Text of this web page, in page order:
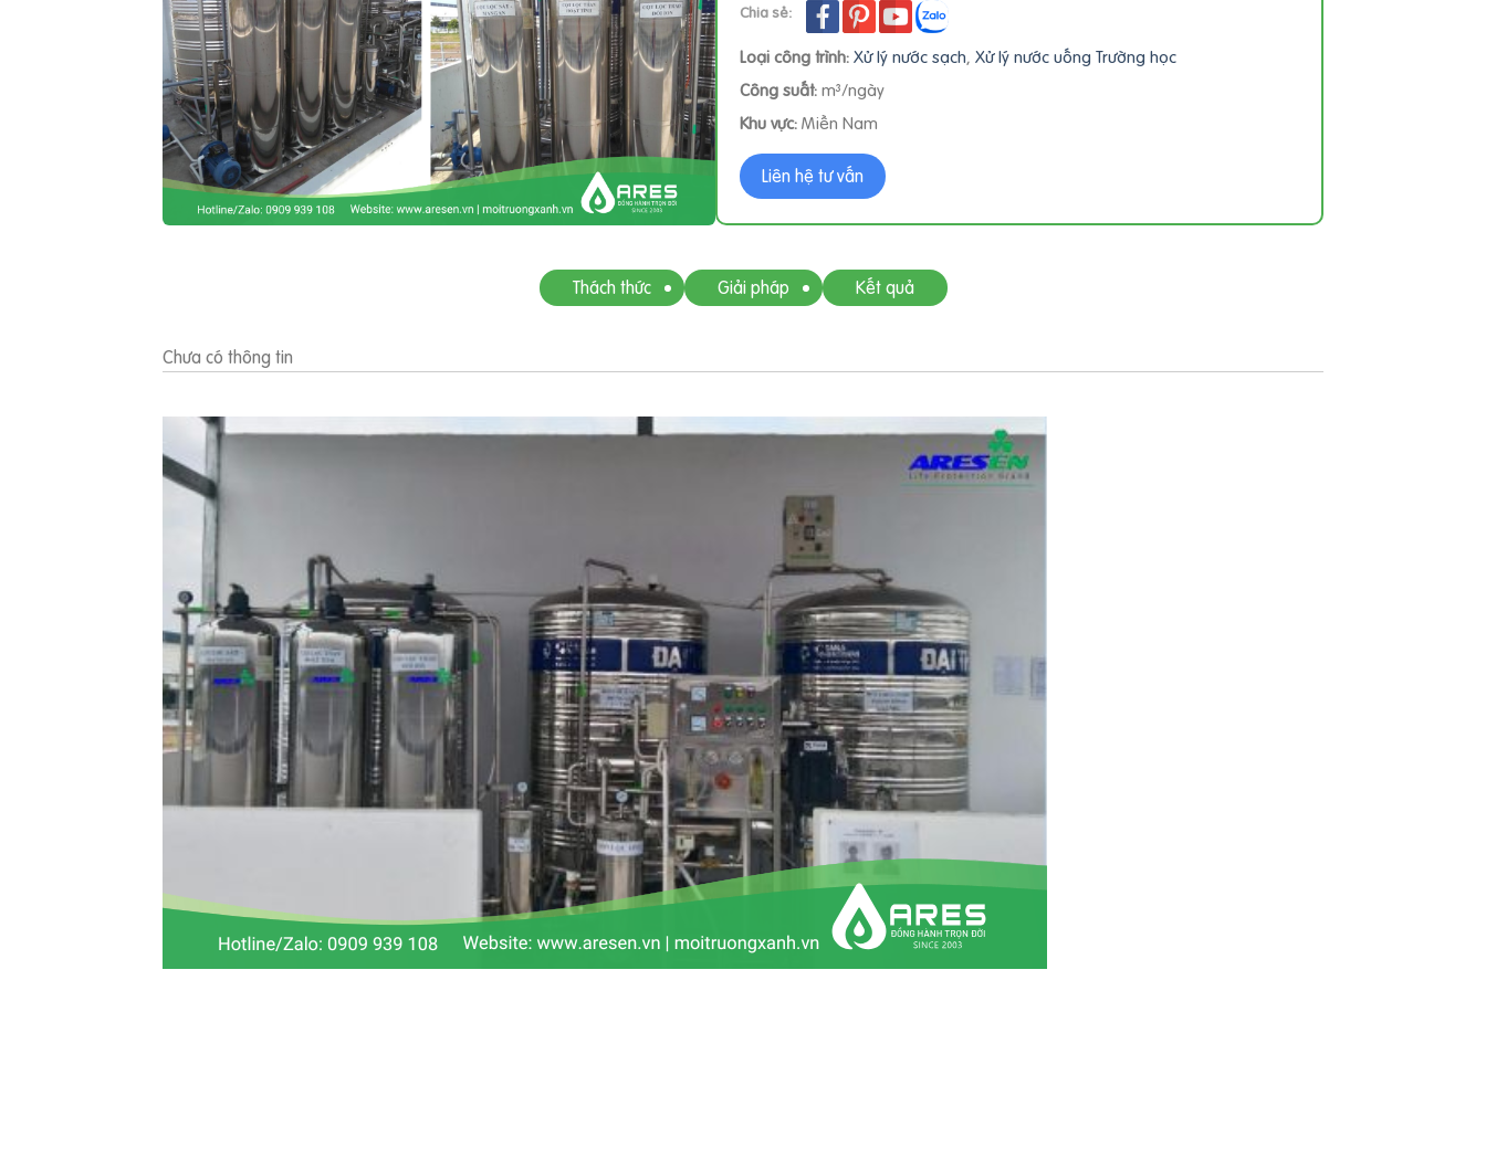
Chia sẻ:
Loại công trình:Xử lý nước sạch, Xử lý nước uống Trường học
Công suất:m³/ngày
Khu vực:Miền Nam
Liên hệ tư vấn
Thách thức Giải pháp Kết quả
Chưa có thông tin